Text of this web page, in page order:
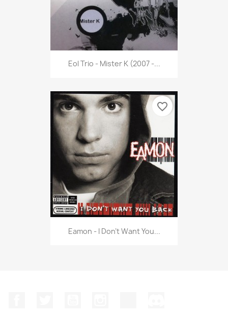
Eol Trio - Mister K (2007 -...
Eamon - I Don't Want You...
favorite_border